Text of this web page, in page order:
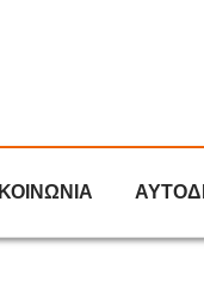
ΚΟΙΝΩΝΙΑ